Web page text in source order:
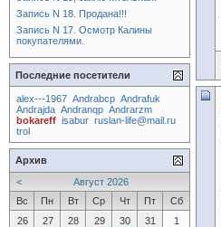
Запись N 18. Продана!!!
Запись N 17. Осмотр Калины
покупателями.
Последние посетители
alex---1967 Andrabcp Andrafuk
Andrajda Andranqp Andrarzm
bokareff isabur ruslan-life@mail.ru
trol
Архив
<
Август 2026
Вс
Пн Вт Ср Чт Пт
Сб
26
27 28 29 30 31
1